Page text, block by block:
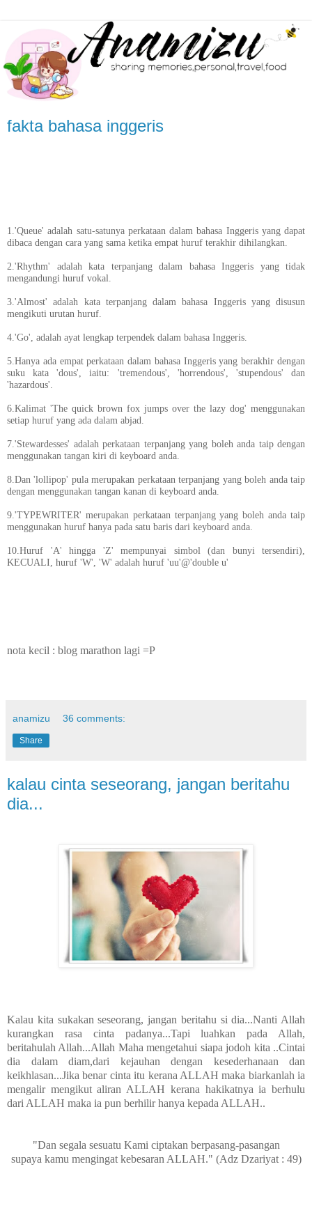
fakta bahasa inggeris
1.'Queue' adalah satu-satunya perkataan dalam bahasa Inggeris yang dapat
dibaca dengan cara yang sama ketika empat huruf terakhir dihilangkan.
2.'Rhythm' adalah kata terpanjang dalam bahasa Inggeris yang tidak
mengandungi huruf vokal.
3.'Almost' adalah kata terpanjang dalam bahasa Inggeris yang disusun
mengikuti urutan huruf.
4.'Go', adalah ayat lengkap terpendek dalam bahasa Inggeris.
5.Hanya ada empat perkataan dalam bahasa Inggeris yang berakhir dengan
suku kata 'dous', iaitu: 'tremendous', 'horrendous', 'stupendous' dan
'hazardous'.
6.Kalimat 'The quick brown fox jumps over the lazy dog' menggunakan
setiap huruf yang ada dalam abjad.
7.'Stewardesses' adalah perkataan terpanjang yang boleh anda taip dengan
menggunakan tangan kiri di keyboard anda.
8.Dan 'lollipop' pula merupakan perkataan terpanjang yang boleh anda taip
dengan menggunakan tangan kanan di keyboard anda.
9.'TYPEWRITER' merupakan perkataan terpanjang yang boleh anda taip
menggunakan huruf hanya pada satu baris dari keyboard anda.
10.Huruf 'A' hingga 'Z' mempunyai simbol (dan bunyi tersendiri),
KECUALI, huruf 'W', 'W' adalah huruf 'uu'@'double u'
nota kecil : blog marathon lagi =P
anamizu 36 comments:
Share
kalau cinta seseorang, jangan beritahu
dia...
Kalau kita sukakan seseorang, jangan beritahu si dia...Nanti Allah
kurangkan rasa cinta padanya...Tapi luahkan pada Allah,
beritahulah Allah...Allah Maha mengetahui siapa jodoh kita ..Cintai
dia dalam diam,dari kejauhan dengan kesederhanaan dan
keikhlasan...Jika benar cinta itu kerana ALLAH maka biarkanlah ia
mengalir mengikut aliran ALLAH kerana hakikatnya ia berhulu
dari ALLAH maka ia pun berhilir hanya kepada ALLAH..
"Dan segala sesuatu Kami ciptakan berpasang-pasangan
supaya kamu mengingat kebesaran ALLAH." (Adz Dzariyat : 49)